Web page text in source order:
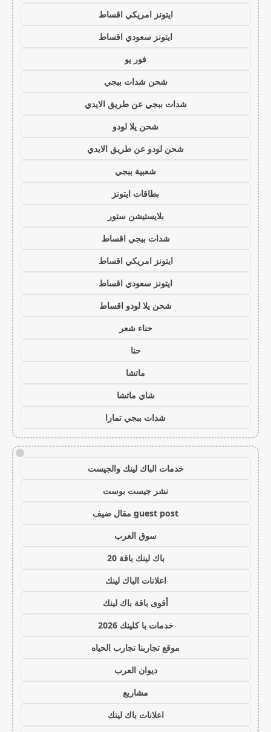
ايتونز امريكي اقساط
ايتونز سعودي اقساط
فور يو
شحن شدات ببجي
شدات ببجي عن طريق الايدي
شحن يلا لودو
شحن لودو عن طريق الايدي
شعبية ببجي
بطاقات ايتونز
بلايستيشن ستور
شدات ببجي اقساط
ايتونز امريكي اقساط
ايتونز سعودي اقساط
شحن يلا لودو اقساط
حناء شعر
حنا
ماتشا
شاي ماتشا
شدات ببجي تمارا
!
خدمات الباك لينك والجيست
نشر جيست بوست
guest post مقال ضيف
سوق العرب
باك لينك باقة 20
اعلانات الباك لينك
أقوى باقة باك لينك
خدمات با كلينك 2026
موقع تجاربنا تجارب الحياه
ديوان العرب
مشاريع
اعلانات باك لينك